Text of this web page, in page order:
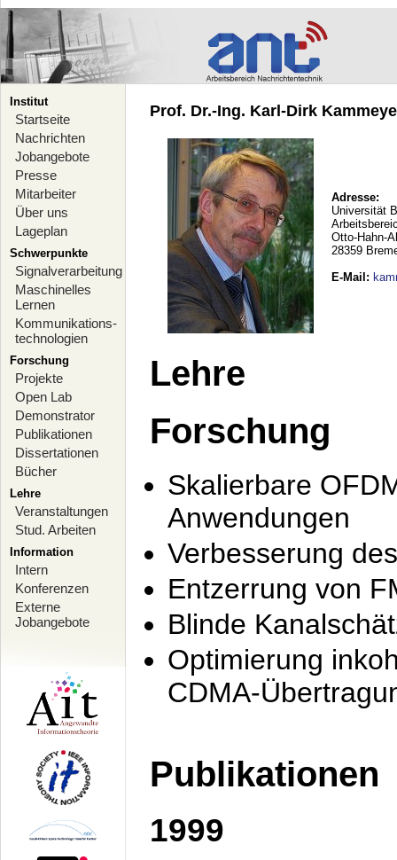
Institut
Startseite
Nachrichten
Jobangebote
Presse
Mitarbeiter
Über uns
Lageplan
Schwerpunkte
Signalverarbeitung
Maschinelles
Lernen
Kommunikations-
technologien
Forschung
Projekte
Open Lab
Demonstrator
Publikationen
Dissertationen
Bücher
Lehre
Veranstaltungen
Stud. Arbeiten
Information
Intern
Konferenzen
Externe
Jobangebote
Prof. Dr.-Ing. Karl-Dirk
Adresse:
Universität
Otto-Hahn-
28359
E-Mail :
Lehre
Forschung
Skalierbare
Anwendungen
Verbesserung
Entzerrung von
Blinde
Optimierung
CDMA-
Publikationen
1999